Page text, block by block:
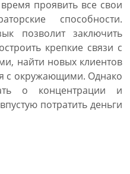
проявить все свои
способности.
позволит заключить
крепкие связи с
найти новых клиентов
с окружающими. Однако
о концентрации и
потратить деньги